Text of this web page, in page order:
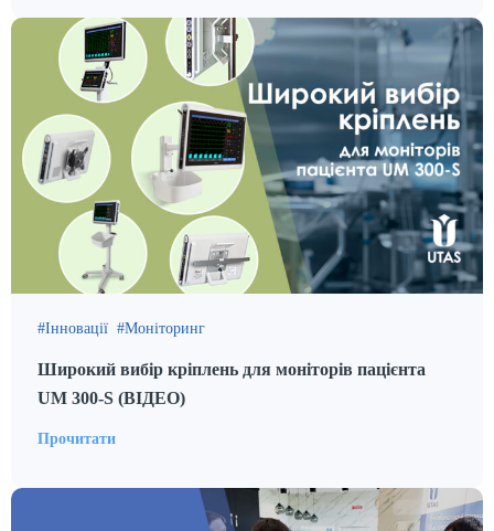
Інновації Моніторинг
Широкий вибір кріплень для моніторів пацієнта
UM 300-S (ВІДЕО)
Прочитати